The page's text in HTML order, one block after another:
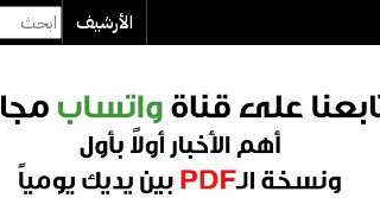
الأرشيف